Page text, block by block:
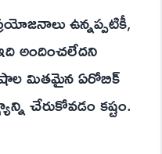
ఉన్నప్పటికీ,
అందించలేదని
మితమైన ఏరోబిక్
చేరుకోవడం కష్టం.